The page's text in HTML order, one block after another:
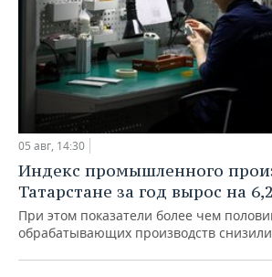
05 авг, 14:30
Индекс промышленного
Татарстане за год вырос на
При этом показатели более чем
обрабатывающих производств